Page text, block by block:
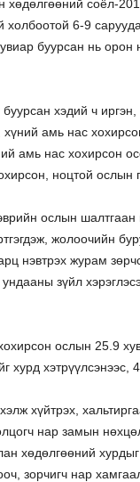
соёл-
холбоотой 6-9
буурсан нь
хэдий ч
амь нас
амь нас хохирсон
ноцтой ослын
ослын
жолоочийн
нэвтрэх журам
ундааны зүйл
ослын 25.9
хурд хэтрүүлсэнээс,
хүйтрэх,
нар замын
хөдөлгөөний
зорчигч нар